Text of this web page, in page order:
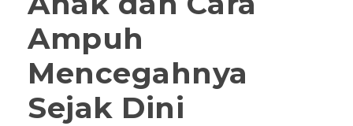
Ampuh
Mencegahnya
Sejak Dini